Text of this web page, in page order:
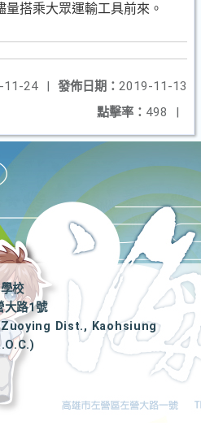
搭乘大眾運輸工具前來。
發佈日期： 2019-11-13
11-24
|
點擊率： 498 |
校
大路1號
Dist., Kaohsiung